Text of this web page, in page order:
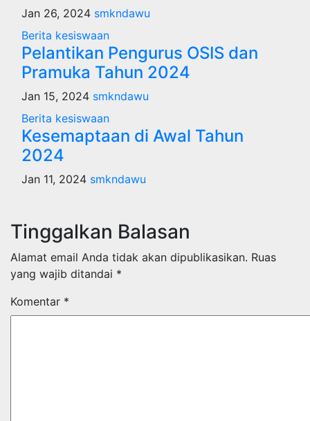
Jan 26, 2024 smkndawu
Berita kesiswaan
Pelantikan Pengurus OSIS dan
Pramuka Tahun 2024
Jan 15, 2024 smkndawu
Berita kesiswaan
Kesemaptaan di Awal Tahun
2024
Jan 11, 2024 smkndawu
Tinggalkan Balasan
Alamat email Anda tidak akan dipublikasikan. Ruas
yang wajib ditandai *
Komentar *